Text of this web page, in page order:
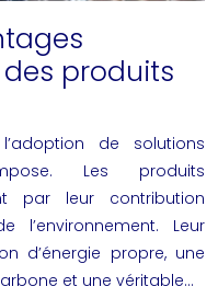
produits
de solutions
Les produits
par leur contribution
Leur
d’énergie propre, une
et une véritable…